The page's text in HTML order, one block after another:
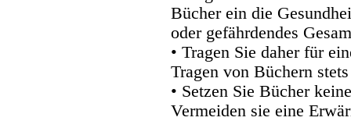
Bücher ein die
oder gefährdendes
• Tragen Sie daher für
Tragen von Büchern
• Setzen Sie Bücher
Vermeiden sie eine